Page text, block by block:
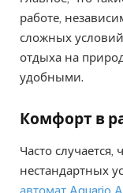
работе,
сложных
отдыха на
удобными.
Комфорт в
Часто
нестандартных
автомат Aquario